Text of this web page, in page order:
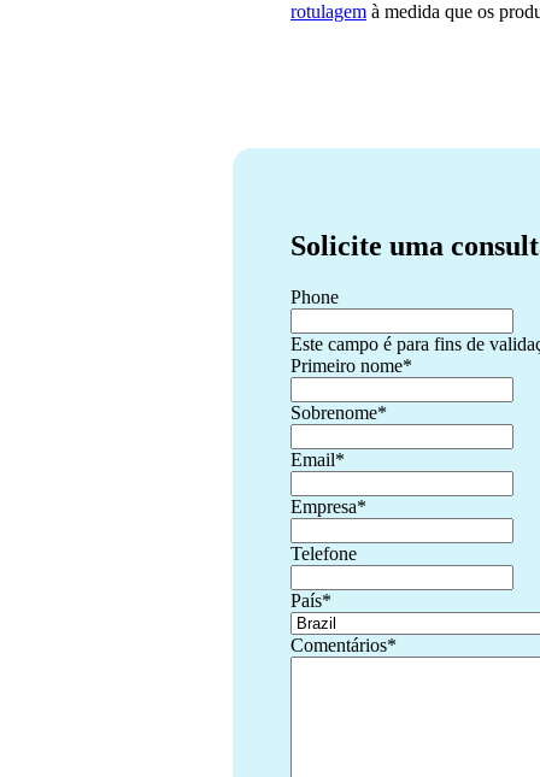
rotulagem à medida que os
Solicite uma
Phone
Este campo é para fins de
Primeiro nome*
Sobrenome*
Email*
Empresa*
Telefone
País*
Comentários*